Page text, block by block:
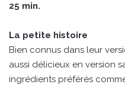
25 min.
La petite histoire
Bien connus dans leur
aussi délicieux en version
ingrédients préférés